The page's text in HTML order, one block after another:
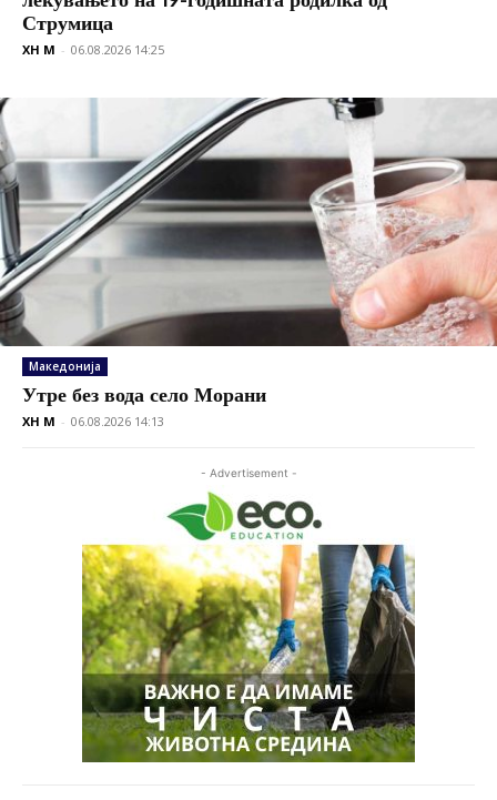
Струмица
XH M - 06.08.2026 14:25
Македонија
Утре без вода село Морани
XH M - 06.08.2026 14:13
- Advertisement -